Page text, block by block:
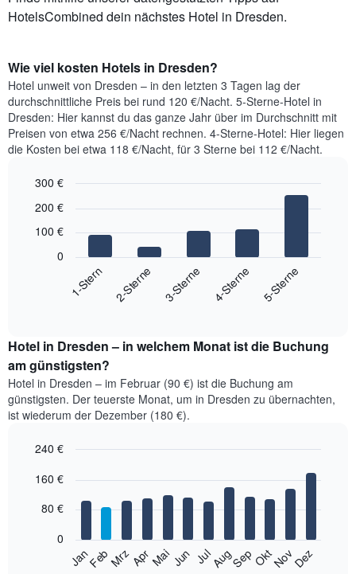
HotelsCombined dein nächstes Hotel in Dresden.
Wie viel kosten Hotels in Dresden?
Hotel unweit von Dresden – in den letzten 3 Tagen lag der
durchschnittliche Preis bei rund 120 €/Nacht. 5-Sterne-Hotel in
Dresden: Hier kannst du das ganze Jahr über im Durchschnitt mit
Preisen von etwa 256 €/Nacht rechnen. 4-Sterne-Hotel: Hier liegen
die Kosten bei etwa 118 €/Nacht, für 3 Sterne bei 112 €/Nacht.
chart
with
folgende
den
durchschnittlichen
Preis
für
ein
Doppelzimmer
letzten
Tage,
nach
Diagramm
graphic.
1-Stern 2-Sterne 3-Sterne 4-Sterne 5-Sterne
0
100 €
200 €
300 €
Hotel in Dresden – in welchem Monat ist die Buchung
am günstigsten?
Hotel in Dresden – im Februar (90 €) ist die Buchung am
günstigsten. Der teuerste Monat, um in Dresden zu übernachten,
ist wiederum der Dezember (180 €).
chart
bars.
folgende
graphic.
JanFebMrzAprMaiJun JulAugSep OktNovDez
0
80 €
160 €
240 €